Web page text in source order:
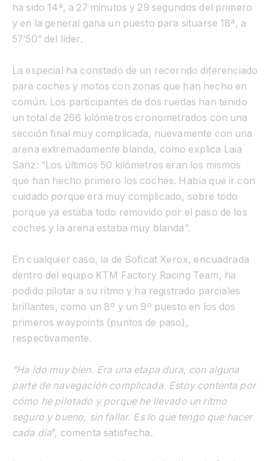
ha sido 14ª, a 27 minutos y 29 segundos del primero
y en la general gana un puesto para situarse 18ª, a
57’50” del líder.
La especial ha constado de un recorrido diferenciado
para coches y motos con zonas que han hecho en
común. Los participantes de dos ruedas han tenido
un total de 266 kilómetros cronometrados con una
sección final muy complicada, nuevamente con una
arena extremadamente blanda, como explica Laia
Sanz: “Los últimos 50 kilómetros eran los mismos
que han hecho primero los coches. Había que ir con
cuidado porque era muy complicado, sobre todo
porque ya estaba todo removido por el paso de los
coches y la arena estaba muy blanda”.
En cualquier caso, la de Soficat Xerox, encuadrada
dentro del equipo KTM Factory Racing Team, ha
podido pilotar a su ritmo y ha registrado parciales
brillantes, como un 8º y un 9º puesto en los dos
primeros waypoints (puntos de paso),
respectivamente.
“Ha ido muy bien. Era una etapa dura, con alguna
parte de navegación complicada. Estoy contenta por
cómo he pilotado y porque he llevado un ritmo
seguro y bueno, sin fallar. Es lo que tengo que hacer
cada día”, comenta satisfecha.